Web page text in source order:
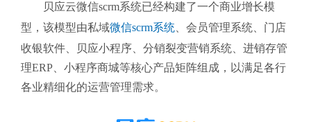
贝应云微信scrm系统已经构建了一个商业增长模
型，该模型由私域微信scrm系统 、会员管理系统、门店
收银软件、贝应小程序、分销裂变营销系统、进销存管
理ERP、小程序商城等核心产品矩阵组成，以满足各行
各业精细化的运营管理需求。